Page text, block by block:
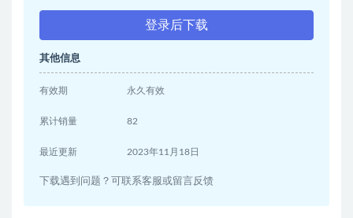
登录后下载
其他信息
有效期 永久有效
累计销量 82
最近更新 2023年11月18日
下载遇到问题？可联系客服或留言反馈